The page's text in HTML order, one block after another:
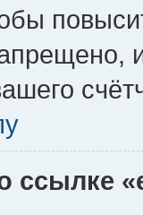
ссылке